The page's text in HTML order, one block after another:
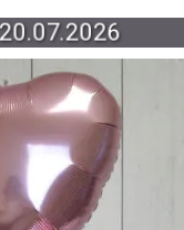
20.07.2026